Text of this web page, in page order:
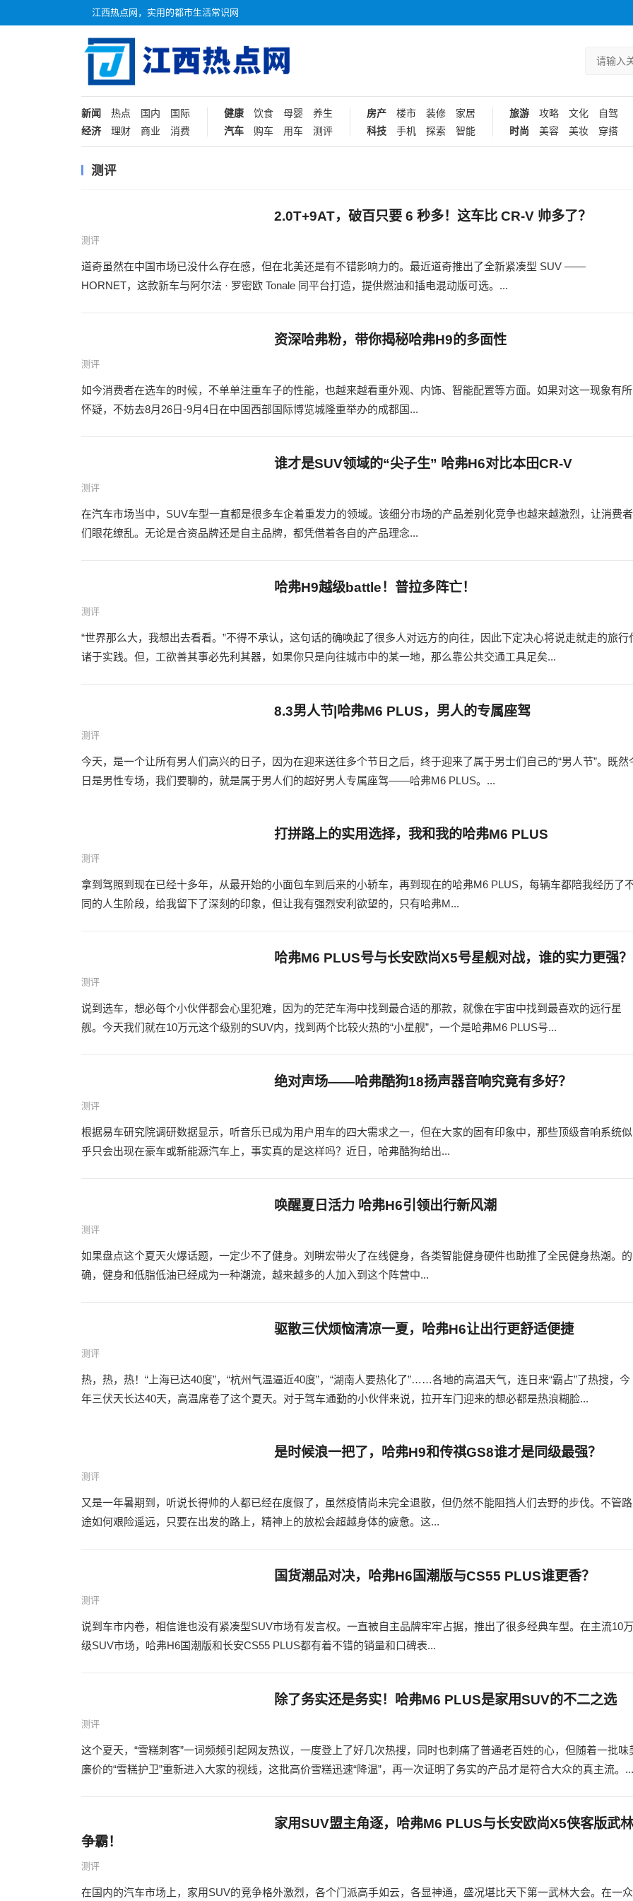
江西热点网，实用的都市生活常识网
新闻 热点 国内
国际
经济
理财 商业 消费
健康 饮食 母婴
养生
汽车
购车 用车 测评
房产 楼市 装修
家居
科技
手机 探索 智能
旅游 攻略 文化
自驾
时尚
美容 美妆 穿搭
测评
2.0T+9AT，破百只要 6 秒多！这车比 CR-V 帅多了？
测评
道奇虽然在中国市场已没什么存在感，但在北美还是有不错影响力的。最近道奇推出了全新紧凑型 SUV ——
HORNET，这款新车与阿尔法 · 罗密欧 Tonale 同平台打造，提供燃油和插电混动版可选。...
资深哈弗粉，带你揭秘哈弗H9的多面性
测评
如今消费者在选车的时候，不单单注重车子的性能，也越来越看重外观、内饰、智能配置等方面。如果对这一现象有所
怀疑，不妨去8月26日-9月4日在中国西部国际博览城隆重举办的成都国...
谁才是SUV领域的“尖子生” 哈弗H6对比本田CR-V
测评
在汽车市场当中，SUV车型一直都是很多车企着重发力的领域。该细分市场的产品差别化竞争也越来越激烈，让消费者
们眼花缭乱。无论是合资品牌还是自主品牌，都凭借着各自的产品理念...
哈弗H9越级battle！普拉多阵亡！
测评
“世界那么大，我想出去看看。”不得不承认，这句话的确唤起了很多人对远方的向往，因此下定决心将说走就走的旅行
诸于实践。但，工欲善其事必先利其器，如果你只是向往城市中的某一地，那么靠公共交通工具足矣...
8.3男人节|哈弗M6 PLUS，男人的专属座驾
测评
今天，是一个让所有男人们高兴的日子，因为在迎来送往多个节日之后，终于迎来了属于男士们自己的“男人节”。既然
日是男性专场，我们要聊的，就是属于男人们的超好男人专属座驾——哈弗M6 PLUS。...
打拼路上的实用选择，我和我的哈弗M6 PLUS
测评
拿到驾照到现在已经十多年，从最开始的小面包车到后来的小轿车，再到现在的哈弗M6 PLUS，每辆车都陪我经历了
同的人生阶段，给我留下了深刻的印象，但让我有强烈安利欲望的，只有哈弗M...
哈弗M6 PLUS号与长安欧尚X5号星舰对战，谁的实力更强？
测评
说到选车，想必每个小伙伴都会心里犯难，因为的茫茫车海中找到最合适的那款，就像在宇宙中找到最喜欢的远行星
舰。今天我们就在10万元这个级别的SUV内，找到两个比较火热的“小星舰”，一个是哈弗M6 PLUS号...
绝对声场——哈弗酷狗18扬声器音响究竟有多好？
测评
根据易车研究院调研数据显示，听音乐已成为用户用车的四大需求之一，但在大家的固有印象中，那些顶级音响系统似
乎只会出现在豪车或新能源汽车上，事实真的是这样吗？近日，哈弗酷狗给出...
唤醒夏日活力 哈弗H6引领出行新风潮
测评
如果盘点这个夏天火爆话题，一定少不了健身。刘畊宏带火了在线健身，各类智能健身硬件也助推了全民健身热潮。的
确，健身和低脂低油已经成为一种潮流，越来越多的人加入到这个阵营中...
驱散三伏烦恼清凉一夏，哈弗H6让出行更舒适便捷
测评
热，热，热！“上海已达40度”，“杭州气温逼近40度”，“湖南人要热化了”……各地的高温天气，连日来“霸占”了热搜，今
年三伏天长达40天，高温席卷了这个夏天。对于驾车通勤的小伙伴来说，拉开车门迎来的想必都是热浪糊脸...
是时候浪一把了，哈弗H9和传祺GS8谁才是同级最强？
测评
又是一年暑期到，听说长得帅的人都已经在度假了，虽然疫情尚未完全退散，但仍然不能阻挡人们去野的步伐。不管路
途如何艰险遥远，只要在出发的路上，精神上的放松会超越身体的疲惫。这...
国货潮品对决，哈弗H6国潮版与CS55 PLUS谁更香？
测评
说到车市内卷，相信谁也没有紧凑型SUV市场有发言权。一直被自主品牌牢牢占据，推出了很多经典车型。在主流10万
级SUV市场，哈弗H6国潮版和长安CS55 PLUS都有着不错的销量和口碑表...
除了务实还是务实！哈弗M6 PLUS是家用SUV的不二之选
测评
这个夏天，“雪糕刺客”一词频频引起网友热议，一度登上了好几次热搜，同时也刺痛了普通老百姓的心，但随着一批味
廉价的“雪糕护卫”重新进入大家的视线，这批高价雪糕迅速“降温”，再一次证明了务实的产品才是符合大众的真主流。...
家用SUV盟主角逐，哈弗M6 PLUS与长安欧尚X5侠客版武林
争霸！
测评
在国内的汽车市场上，家用SUV的竞争格外激烈，各个门派高手如云，各显神通，盛况堪比天下第一武林大会。在一众